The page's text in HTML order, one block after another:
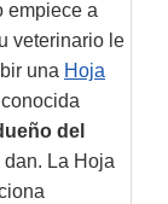
empiece a
veterinario le
una Hoja
del
La Hoja